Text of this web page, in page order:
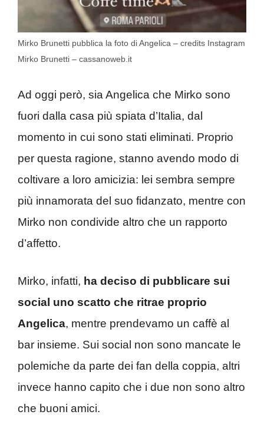
Mirko Brunetti pubblica la foto di Angelica – credits Instagram
Mirko Brunetti – cassanoweb.it
Ad oggi però, sia Angelica che Mirko sono
fuori dalla casa più spiata d’Italia, dal
momento in cui sono stati eliminati. Proprio
per questa ragione, stanno avendo modo di
coltivare a loro amicizia: lei sembra sempre
più innamorata del suo fidanzato, mentre con
Mirko non condivide altro che un rapporto
d’affetto.
Mirko, infatti, ha deciso di pubblicare sui
social uno scatto che ritrae proprio
Angelica, mentre prendevamo un caffè al
bar insieme. Sui social non sono mancate le
polemiche da parte dei fan della coppia, altri
invece hanno capito che i due non sono altro
che buoni amici.